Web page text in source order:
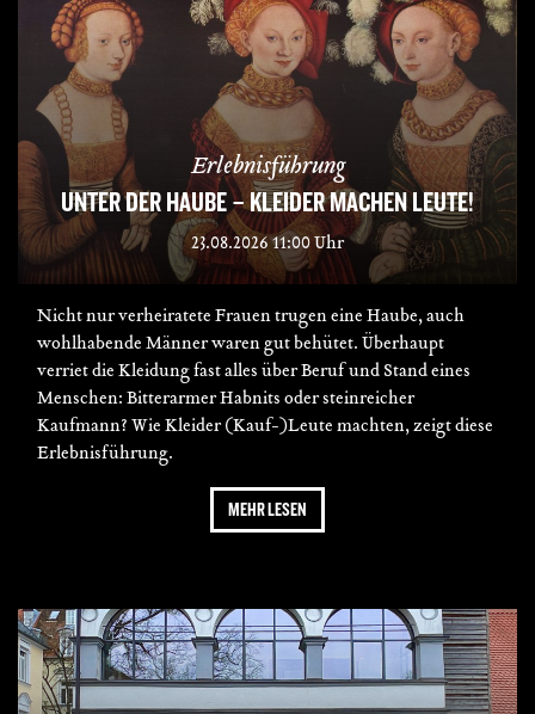
Erlebnisführung
UNTER DER HAUBE – KLEIDER MACHEN LEUTE!
23.08.2026 11:00 Uhr
Nicht nur verheiratete Frauen trugen eine Haube, auch
wohlhabende Männer waren gut behütet. Überhaupt
verriet die Kleidung fast alles über Beruf und Stand eines
Menschen: Bitterarmer Habnits oder steinreicher
Kaufmann? Wie Kleider (Kauf-)Leute machten, zeigt diese
Erlebnisführung.
MEHR LESEN